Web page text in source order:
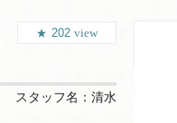
202 view
スタッフ名： 清水